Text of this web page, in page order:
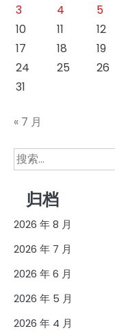
3
4 5
10
11 12
17
18 19
24
25 26
31
« 7 月
搜
索：
归档
2026 年 8 月
2026 年 7 月
2026 年 6 月
2026 年 5 月
2026 年 4 月